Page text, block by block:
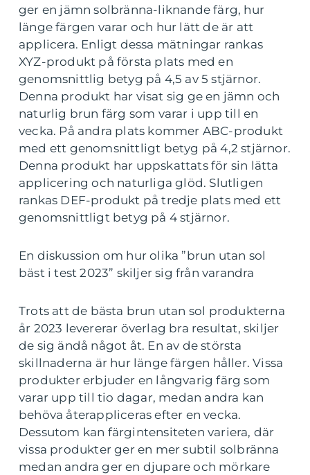
ger en jämn solbränna-liknande färg, hur
länge färgen varar och hur lätt de är att
applicera. Enligt dessa mätningar rankas
XYZ-produkt på första plats med en
genomsnittlig betyg på 4,5 av 5 stjärnor.
Denna produkt har visat sig ge en jämn och
naturlig brun färg som varar i upp till en
vecka. På andra plats kommer ABC-produkt
med ett genomsnittligt betyg på 4,2 stjärnor.
Denna produkt har uppskattats för sin lätta
applicering och naturliga glöd. Slutligen
rankas DEF-produkt på tredje plats med ett
genomsnittligt betyg på 4 stjärnor.
En diskussion om hur olika ”brun utan sol
bäst i test 2023” skiljer sig från varandra
Trots att de bästa brun utan sol produkterna
år 2023 levererar överlag bra resultat, skiljer
de sig ändå något åt. En av de största
skillnaderna är hur länge färgen håller. Vissa
produkter erbjuder en långvarig färg som
varar upp till tio dagar, medan andra kan
behöva återappliceras efter en vecka.
Dessutom kan färgintensiteten variera, där
vissa produkter ger en mer subtil solbränna
medan andra ger en djupare och mörkare